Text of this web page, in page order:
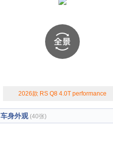
2026款 RS Q8 4.0T performance
车身外观(40张)